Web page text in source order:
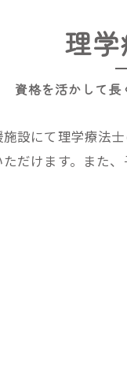
理
資格を活かして
設にて理学療法
だけます。また